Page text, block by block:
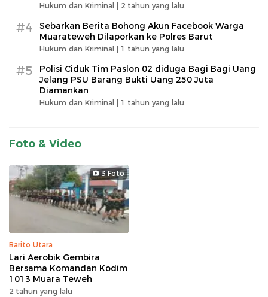
Hukum dan Kriminal | 2 tahun yang lalu
#4
Sebarkan Berita Bohong Akun Facebook Warga
Muarateweh Dilaporkan ke Polres Barut
Hukum dan Kriminal | 1 tahun yang lalu
#5
Polisi Ciduk Tim Paslon 02 diduga Bagi Bagi Uang
Jelang PSU Barang Bukti Uang 250 Juta
Diamankan
Hukum dan Kriminal | 1 tahun yang lalu
Foto & Video
3 Foto
Barito Utara
Lari Aerobik Gembira
Bersama Komandan Kodim
1013 Muara Teweh
2 tahun yang lalu